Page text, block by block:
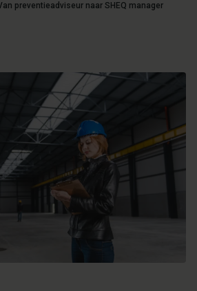
preventieadviseur naar SHEQ manager